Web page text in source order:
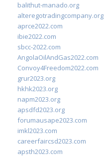
balithut-manado.org
alteregotradingcompany.org
aprce2022.com
ibie2022.com
sbcc-2022.com
AngolaOilAndGas2022.com
Convoy4Freedom2022.com
grur2023.org
hkhk2023.org
napm2023.org
apsdfd2023.org
forumausape2023.com
imkl2023.com
careerfaircsd2023.com
apsth2023.com